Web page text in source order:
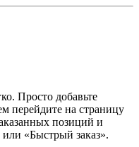
Просто добавьте
перейдите на страницу
позиций и
«Быстрый заказ».